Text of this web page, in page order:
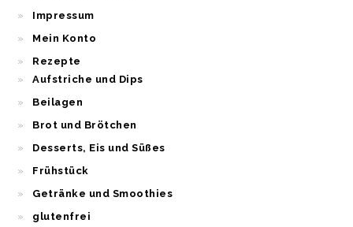
Impressum
Mein Konto
Rezepte
Aufstriche und Dips
Beilagen
Brot und Brötchen
Desserts, Eis und Süßes
Frühstück
Getränke und Smoothies
glutenfrei